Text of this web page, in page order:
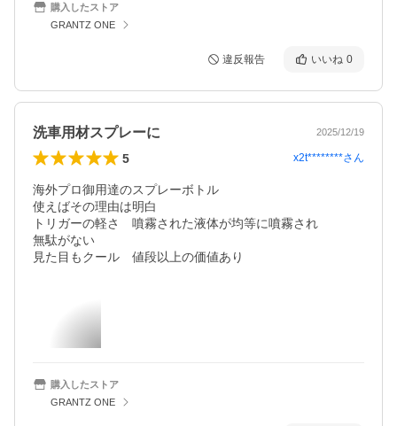
購入したストア
GRANTZ ONE
違反報告 いいね 0
洗車用材スプレーに 2025/12/19
5 x2t********さん
海外プロ御用達のスプレーボトル
使えばその理由は明白
トリガーの軽さ　噴霧された液体が均等に噴霧され
無駄がない
見た目もクール　値段以上の価値あり
購入したストア
GRANTZ ONE